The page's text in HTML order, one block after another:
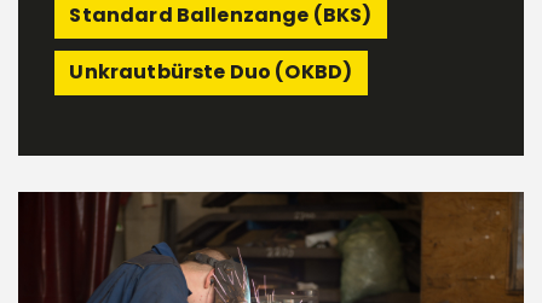
Standard Ballenzange (BKS)
Unkrautbürste Duo (OKBD)